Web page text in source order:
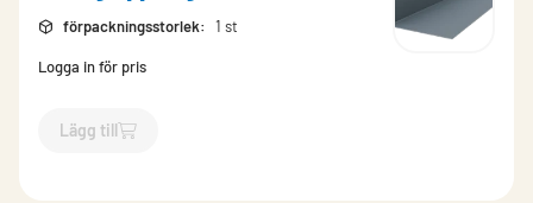
förpackningsstorlek: 1 st
Logga in för pris
Lägg till
`$Lägg till